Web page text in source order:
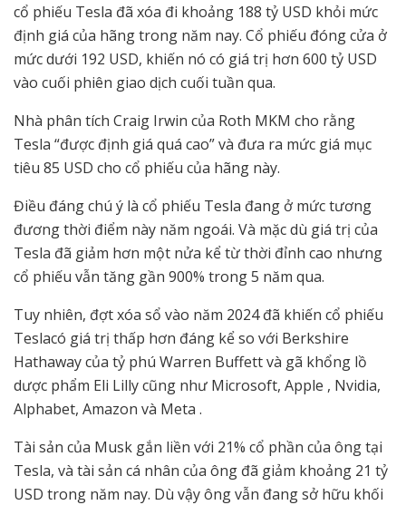
cổ phiếu Tesla đã xóa đi khoảng 188 tỷ USD khỏi mức
định giá của hãng trong năm nay. Cổ phiếu đóng cửa ở
mức dưới 192 USD, khiến nó có giá trị hơn 600 tỷ USD
vào cuối phiên giao dịch cuối tuần qua.
Nhà phân tích Craig Irwin của Roth MKM cho rằng
Tesla “được định giá quá cao” và đưa ra mức giá mục
tiêu 85 USD cho cổ phiếu của hãng này.
Điều đáng chú ý là cổ phiếu Tesla đang ở mức tương
đương thời điểm này năm ngoái. Và mặc dù giá trị của
Tesla đã giảm hơn một nửa kể từ thời đỉnh cao nhưng
cổ phiếu vẫn tăng gần 900% trong 5 năm qua.
Tuy nhiên, đợt xóa sổ vào năm 2024 đã khiến cổ phiếu
Teslacó giá trị thấp hơn đáng kể so với Berkshire
Hathaway của tỷ phú Warren Buffett và gã khổng lồ
dược phẩm Eli Lilly cũng như Microsoft, Apple , Nvidia,
Alphabet, Amazon và Meta .
Tài sản của Musk gắn liền với 21% cổ phần của ông tại
Tesla, và tài sản cá nhân của ông đã giảm khoảng 21 tỷ
USD trong năm nay. Dù vậy ông vẫn đang sở hữu khối